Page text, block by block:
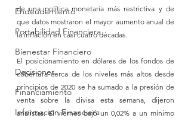
Endeudamiento
Portabilidad Financiera
Bienestar Financiero
Decisiones
Financiamiento
Información Financiera
de una política monetaria más restrictiva y de
que datos mostraron el mayor aumento anual de
la inflación en casi cuatro décadas.
El posicionamiento en dólares de los fondos de
cobertura cerca de los niveles más altos desde
principios de 2020 se ha sumado a la presión de
venta sobre la divisa esta semana, dijeron
analistas. El viernes bajó un 0,02% a un mínimo